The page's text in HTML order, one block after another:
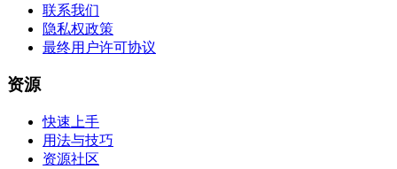
联系我们
隐私权政策
最终用户许可协议
资源
快速上手
用法与技巧
资源社区